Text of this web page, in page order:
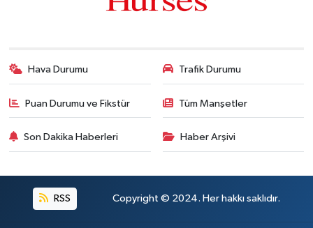
Hava Durumu Trafik Durumu
Puan Durumu ve Fikstür Tüm Manşetler
Son Dakika Haberleri Haber Arşivi
RSS Copyright © 2024. Her hakkı saklıdır.